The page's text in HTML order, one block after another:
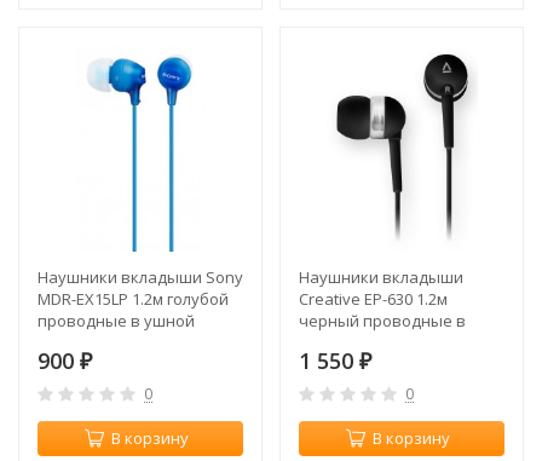
Наушники вкладыши Sony
MDR-EX15LP 1.2м голубой
проводные в ушной
(MDREX15LPLI.AE)
900 ₽
0
В корзину
Наушники вкладыши
Creative EP-630 1.2м
черный проводные в
(51MZ0085AA020)
1 550 ₽
0
В корзину